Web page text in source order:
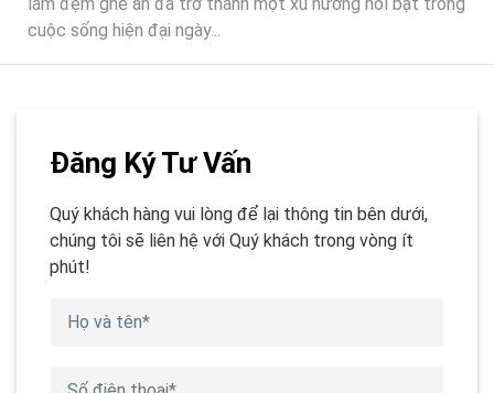
cuộc sống hiện đại ngày...
Đăng Ký Tư Vấn
Quý khách hàng vui lòng để lại thông tin bên dưới,
chúng tôi sẽ liên hệ với Quý khách trong vòng ít
phút!